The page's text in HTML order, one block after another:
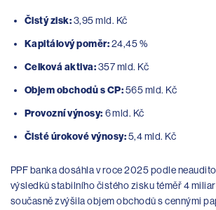
Čistý zisk:3,95 mld. Kč
Kapitálový poměr:24,45 %
Celková aktiva:357 mld. Kč
Objem obchodů s CP:565 mld. Kč
Provozní výnosy: 6 mld. Kč
Čisté úrokové výnosy:5,4 mld. Kč
PPF banka dosáhla v roce 2025 podle
výsledků stabilního čistého zisku téměř 4
současně zvýšila objem obchodů s cennými